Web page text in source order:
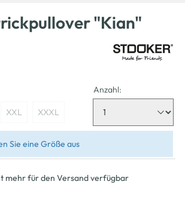
"Kian"
XXL XXXL
Anzahl:
Sie eine Größe aus
mehr für den Versand verfügbar